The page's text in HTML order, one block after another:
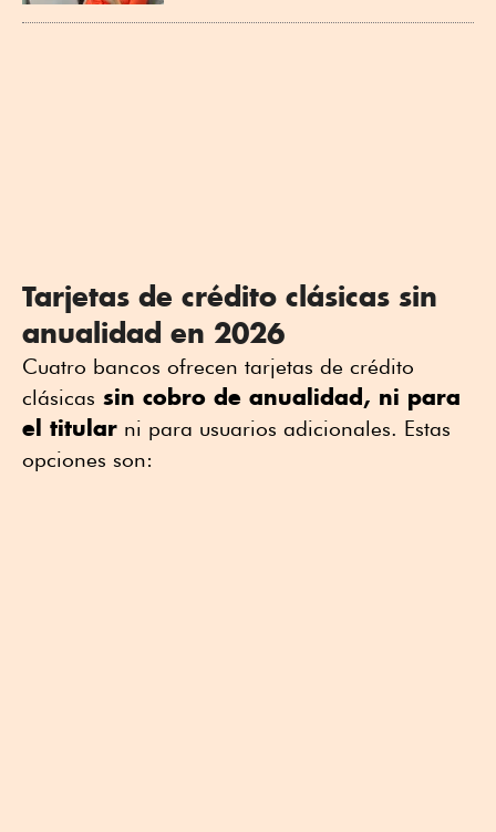
Tarjetas de crédito clásicas sin
anualidad en 2026
Cuatro bancos ofrecen tarjetas de crédito
clásicas sin cobro de anualidad, ni para
el titular ni para usuarios adicionales. Estas
opciones son: